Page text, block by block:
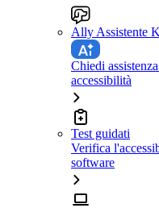
Ally Assistente
Chiedi
accessibilità
Test guidati
Verifica
software